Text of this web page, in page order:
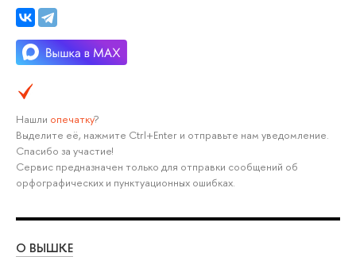
Нашли опечатку?
Выделите её, нажмите Ctrl+Enter и отправьте нам уведомление.
Спасибо за участие!
Сервис предназначен только для отправки сообщений об
орфографических и пунктуационных ошибках.
О ВЫШКЕ